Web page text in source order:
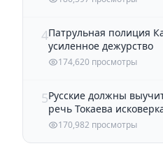
4Патрульная полиция
усиленное дежурство
174,620 просмотры
5Русские должны
речь Токаева
170,982 просмотры